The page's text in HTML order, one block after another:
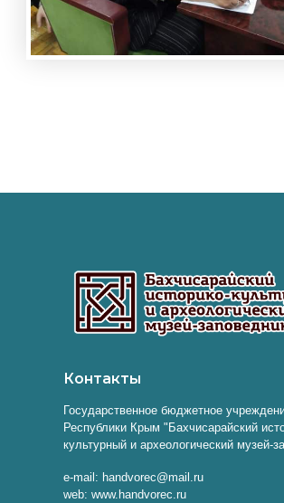
Контакты
Государственное бюджетное
Республики Крым "Бахчисарайский
культурный и археологический музей-
e-mail: handvorec@mail.ru
web: www.handvorec.ru